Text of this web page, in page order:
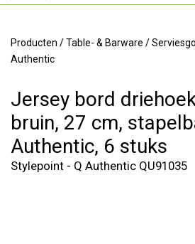
Producten /Table- & Barware /
Authentic
Jersey bord
bruin, 27 cm,
Authentic, 6 stuks
Stylepoint - Q Authentic QU91035